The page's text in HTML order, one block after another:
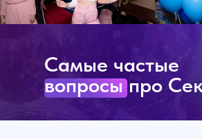
Самые частые
вопросы про